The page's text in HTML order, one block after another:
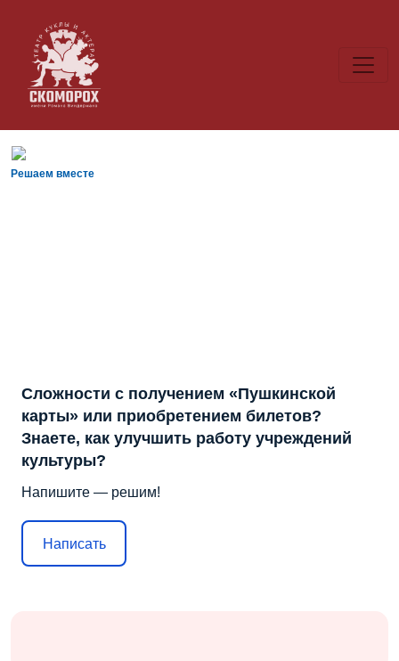
Решаем вместе
Сложности с получением «Пушкинской
карты» или приобретением билетов?
Знаете, как улучшить работу учреждений
культуры?
Напишите — решим!
Написать